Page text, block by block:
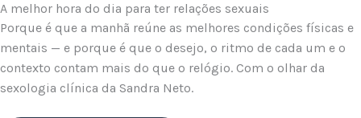
A melhor hora do dia para ter relações sexuais
Porque é que a manhã reúne as melhores condições físicas e
mentais — e porque é que o desejo, o ritmo de cada um e o
contexto contam mais do que o relógio. Com o olhar da
sexologia clínica da Sandra Neto.